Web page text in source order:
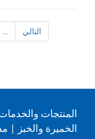
... التالي
المنتجات
الخميرة والخبز
|